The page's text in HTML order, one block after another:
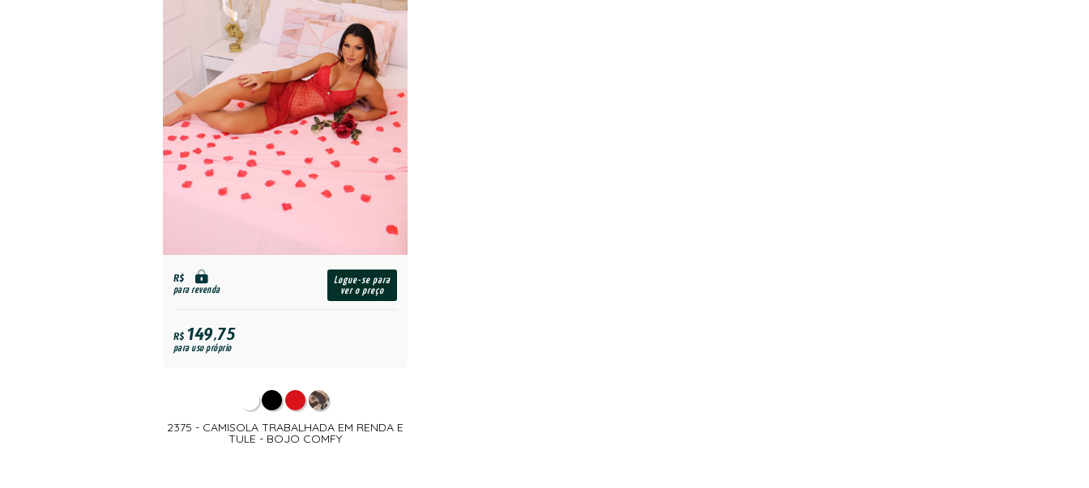
R$
para revenda
Logue-se para
ver o preço
R$149,75
para uso próprio
2375 - CAMISOLA TRABALHADA EM RENDA E
TULE - BOJO COMFY